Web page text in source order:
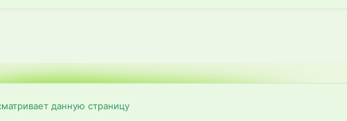
данную страницу